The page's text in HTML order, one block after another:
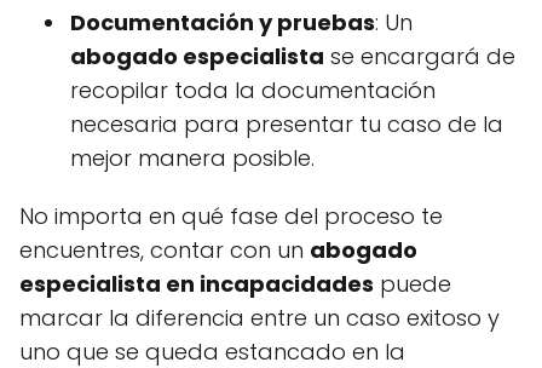
Documentación y pruebas: Un
abogado especialista se encargará de
recopilar toda la documentación
necesaria para presentar tu caso de la
mejor manera posible.
No importa en qué fase del proceso te
encuentres, contar con un abogado
especialista en incapacidades puede
marcar la diferencia entre un caso exitoso y
uno que se queda estancado en la